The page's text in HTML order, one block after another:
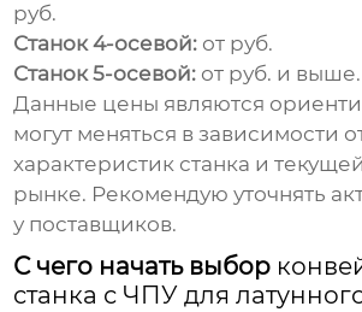
руб.
Станок 4-осевой: от руб.
Станок 5-осевой: от руб. и выше.
Данные цены являются
могут меняться в зависимости
характеристик станка и
рынке. Рекомендую уточнять
у поставщиков.
С чего начать выбор
станка с ЧПУ для